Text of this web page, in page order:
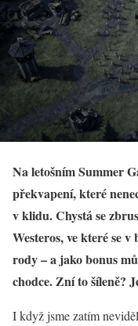
Na letošním Summer
překvapení, které
v klidu. Chystá se
Westeros, ve které se
rody – a jako bonus
chodce. Zní to šíleně?
I když jsme zatím